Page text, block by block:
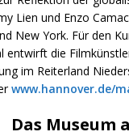
Lien und Enzo
New York. Für den
entwirft die
im Reiterland
www.hannover.de/
Das Museum